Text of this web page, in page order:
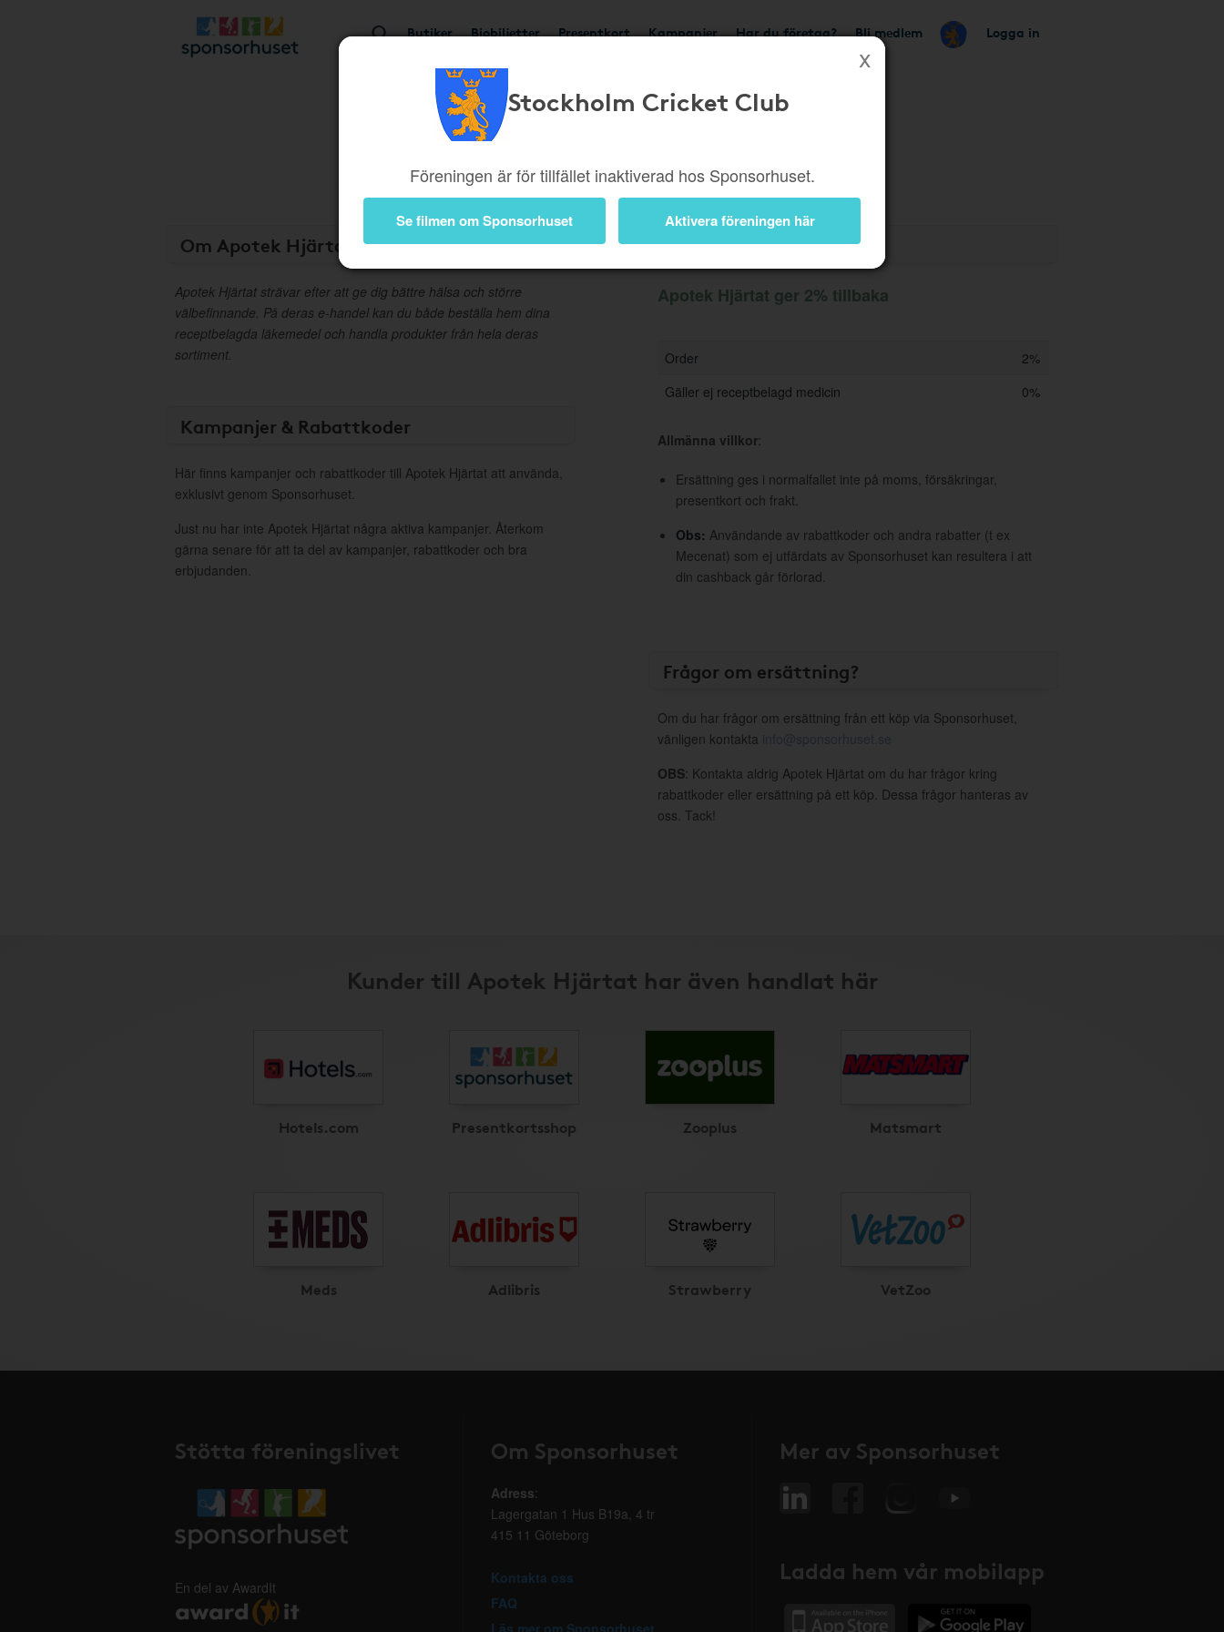
Butiker Biobiljetter Presentkort Kampanjer Har du företag? Bli medlem Logga in
Stockholm Cricket Club
Föreningen är för tillfället inaktiverad hos Sponsorhuset.
Se filmen om Sponsorhuset Aktivera föreningen här
Om Apotek Hjärtat
Apotek Hjärtat strävar efter att ge dig bättre hälsa och större
välbefinnande. På deras e-handel kan du både beställa hem dina
receptbelagda läkemedel och handla produkter från hela deras
sortiment.
Kampanjer & Rabattkoder
Här finns kampanjer och rabattkoder till Apotek Hjärtat att använda,
exklusivt genom Sponsorhuset.
Just nu har inte Apotek Hjärtat några aktiva kampanjer. Återkom
gärna senare för att ta del av kampanjer, rabattkoder och bra
erbjudanden.
Information
Apotek Hjärtat ger 2% tillbaka
Order
2%
Gäller ej receptbelagd medicin
0%
Allmänna villkor:
Ersättning ges i normalfallet inte på moms, försäkringar,
presentkort och frakt.
Obs: Användande av rabattkoder och andra rabatter (t ex
Mecenat) som ej utfärdats av Sponsorhuset kan resultera i att
din cashback går förlorad.
Frågor om ersättning?
Om du har frågor om ersättning från ett köp via Sponsorhuset,
vänligen kontakta info@sponsorhuset.se
OBS: Kontakta aldrig Apotek Hjärtat om du har frågor kring
rabattkoder eller ersättning på ett köp. Dessa frågor hanteras av
oss. Tack!
Kunder till Apotek Hjärtat har även handlat här
Hotels.com Presentkortsshop Zooplus Matsmart
Meds Adlibris Strawberry VetZoo
Stötta föreningslivet
En del av AwardIt
Om Sponsorhuset
Adress:
Lagergatan 1 Hus B19a, 4 tr
415 11 Göteborg
Kontakta oss
FAQ
Läs mer om Sponsorhuset
Mer av Sponsorhuset
Ladda hem vår mobilapp